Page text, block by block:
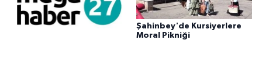
Şahinbey'de Kursiyerlere
Moral Pikniği